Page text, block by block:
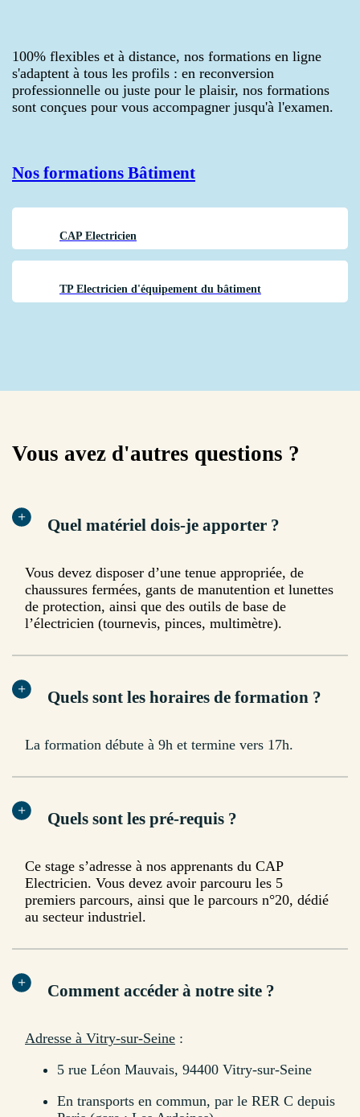
100% flexibles et à distance, nos formations en ligne
s'adaptent à tous les profils : en reconversion
professionnelle ou juste pour le plaisir, nos formations
sont conçues pour vous accompagner jusqu'à l'examen.
Nos formations Bâtiment
CAP Electricien
TP Electricien d'équipement du bâtiment
Vous avez d'autres questions ?
Quel matériel dois-je apporter ?
Vous devez disposer d’une tenue appropriée, de
chaussures fermées, gants de manutention et lunettes
de protection, ainsi que des outils de base de
l’électricien (tournevis, pinces, multimètre).
Quels sont les horaires de formation ?
La formation débute à 9h et termine vers 17h.
Quels sont les pré-requis ?
Ce stage s’adresse à nos apprenants du CAP
Electricien. Vous devez avoir parcouru les 5
premiers parcours, ainsi que le parcours n°20, dédié
au secteur industriel.
Comment accéder à notre site ?
Adresse à Vitry-sur-Seine :
5 rue Léon Mauvais, 94400 Vitry-sur-Seine
En transports en commun, par le RER C depuis